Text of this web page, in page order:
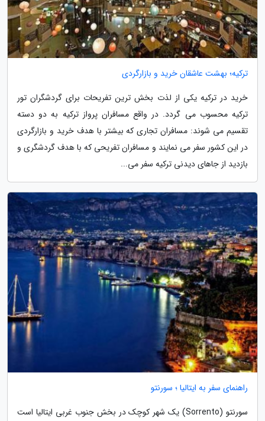
ترکیه؛ بهشت عاشقان خرید و بازارگردی
خرید در ترکیه یکی از لذت بخش ترین تفریحات برای گردشگران تور
ترکیه محسوب می گردد. در واقع مسافران پرواز ترکیه به دو دسته
تقسیم می شوند: مسافران تجاری که بیشتر با هدف خرید و بازارگردی
در این کشور سفر می نمایند و مسافران تفریحی که با هدف گردشگری و
بازدید از جاهای دیدنی ترکیه سفر می...
راهنمای سفر به ایتالیا ؛ سورنتو
سورنتو (Sorrento) یک شهر کوچک در بخش جنوب غربی ایتالیا است